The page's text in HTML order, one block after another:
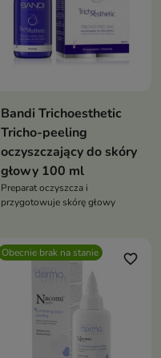
Bandi Trichoesthetic
Tricho-peeling
oczyszczający do skóry
głowy 100 ml
Preparat oczyszcza i
przygotowuje skórę głowy
Obecnie brak na stanie favorite_border